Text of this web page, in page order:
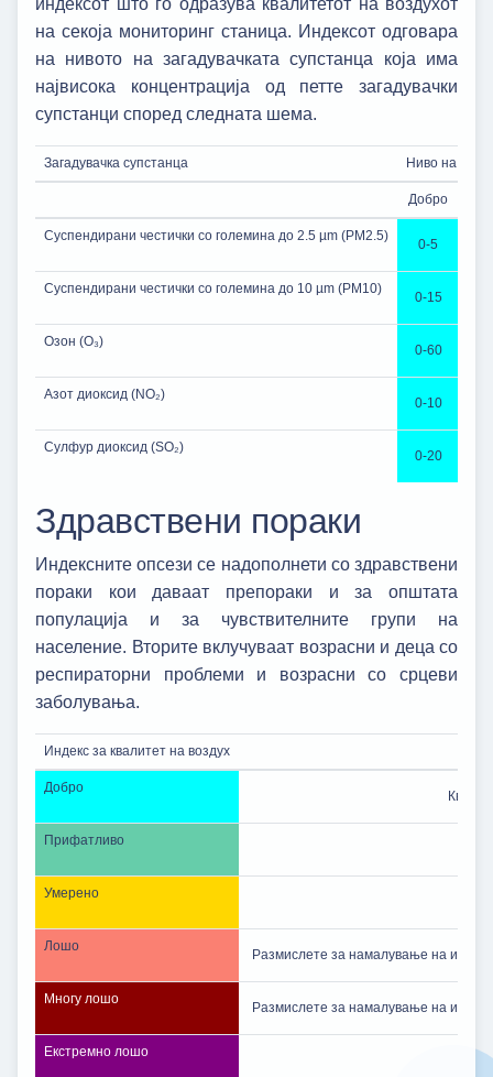
на секоја мониторинг станица. Индексот одговара
на нивото на загадувачката супстанца која има
највисока концентрација од петте загадувачки
супстанци според следната шема.
Загадувачка супстанца Ниво на
Добро
Суспендирани честички со големина до 2.5 µm (PM2.5)
0-5
Суспендирани честички со големина до 10 µm (PM10)
0-15
Oзон (O₃)
0-60
Азот диоксид (NO₂)
0-10
Сулфур диоксид (SO₂)
0-20
Здравствени пораки
Индексните опсези се надополнети со здравствени
пораки кои даваат препораки и за општата
популација и за чувствителните групи на
население. Вторите вклучуваат возрасни и деца со
респираторни проблеми и возрасни со срцеви
заболувања.
Индекс за квалитет на воздух
Добро
Прифатливо
Умерено
Лошо
Размислете за намалување на
Многу лошо
Размислете за намалување на
Екстремно лошо